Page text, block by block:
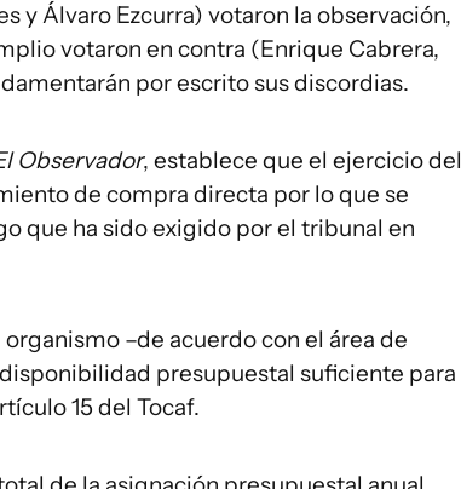
y Álvaro Ezcurra) votaron la observación,
votaron en contra (Enrique Cabrera,
por escrito sus discordias.
Observador, establece que el ejercicio del
de compra directa por lo que se
que ha sido exigido por el tribunal en
–de acuerdo con el área de
presupuestal suficiente para
15 del Tocaf.